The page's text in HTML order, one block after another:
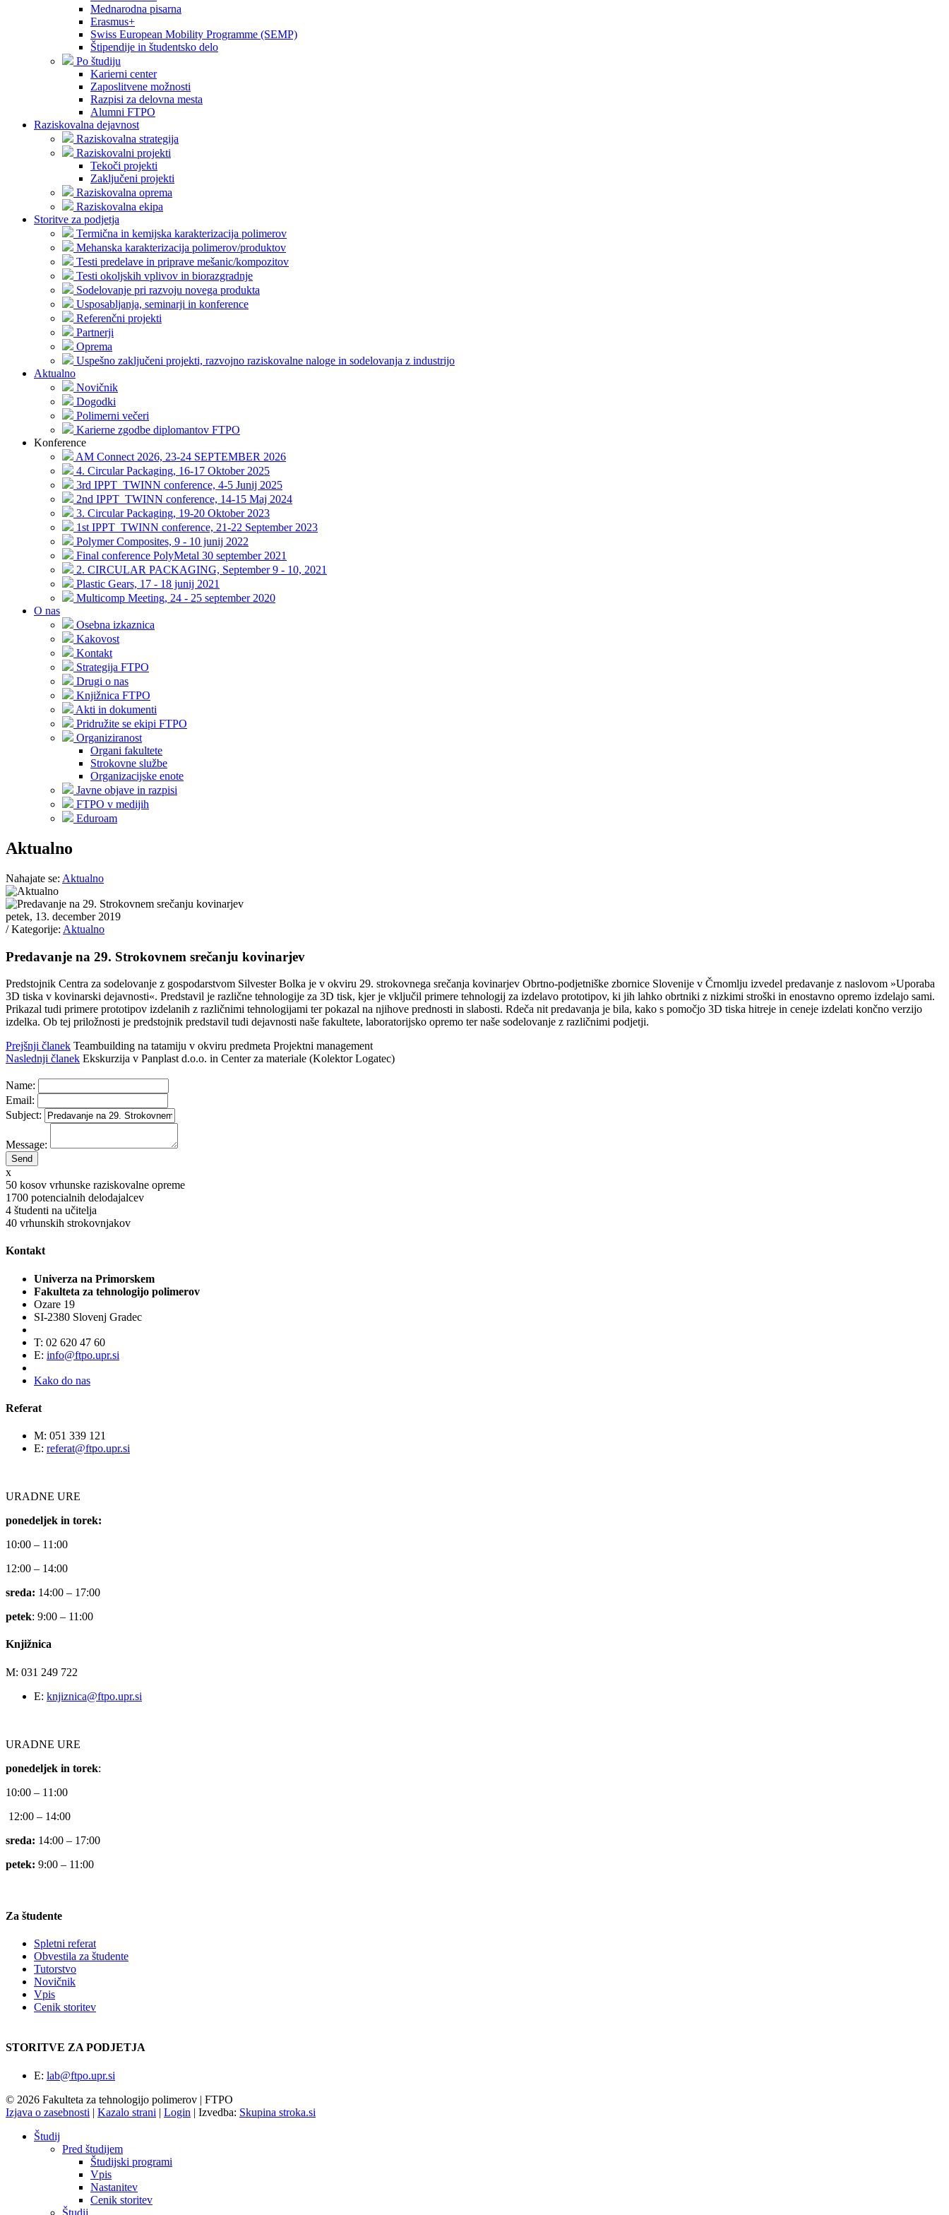
Mednarodna pisarna
Erasmus+
Swiss European Mobility Programme (SEMP)
Štipendije in študentsko delo
Po študiju
Karierni center
Zaposlitvene možnosti
Razpisi za delovna mesta
Alumni FTPO
Raziskovalna dejavnost
Raziskovalna strategija
Raziskovalni projekti
Tekoči projekti
Zaključeni projekti
Raziskovalna oprema
Raziskovalna ekipa
Storitve za podjetja
Termična in kemijska karakterizacija polimerov
Mehanska karakterizacija polimerov/produktov
Testi predelave in priprave mešanic/kompozitov
Testi okoljskih vplivov in biorazgradnje
Sodelovanje pri razvoju novega produkta
Usposabljanja, seminarji in konference
Referenčni projekti
Partnerji
Oprema
Uspešno zaključeni projekti, razvojno raziskovalne naloge in sodelovanja z industrijo
Aktualno
Novičnik
Dogodki
Polimerni večeri
Karierne zgodbe diplomantov FTPO
Konference
AM Connect 2026, 23-24 SEPTEMBER 2026
4. Circular Packaging, 16-17 Oktober 2025
3rd IPPT_TWINN conference, 4-5 Junij 2025
2nd IPPT_TWINN conference, 14-15 Maj 2024
3. Circular Packaging, 19-20 Oktober 2023
1st IPPT_TWINN conference, 21-22 September 2023
Polymer Composites, 9 - 10 junij 2022
Final conference PolyMetal 30 september 2021
2. CIRCULAR PACKAGING, September 9 - 10, 2021
Plastic Gears, 17 - 18 junij 2021
Multicomp Meeting, 24 - 25 september 2020
O nas
Osebna izkaznica
Kakovost
Kontakt
Strategija FTPO
Drugi o nas
Knjižnica FTPO
Akti in dokumenti
Pridružite se ekipi FTPO
Organiziranost
Organi fakultete
Strokovne službe
Organizacijske enote
Javne objave in razpisi
FTPO v medijih
Eduroam
Aktualno
Nahajate se: Aktualno
petek, 13. december 2019
/ Kategorije: Aktualno
Predavanje na 29. Strokovnem srečanju kovinarjev
Predstojnik Centra za sodelovanje z gospodarstvom Silvester Bolka je v okviru 29. strokovnega srečanja kovinarjev Obrtno-podjetniške zbornice Slovenije v Črnomlju izvedel predavanje z naslovom »Uporaba
3D tiska v kovinarski dejavnosti«. Predstavil je različne tehnologije za 3D tisk, kjer je vključil primere tehnologij za izdelavo prototipov, ki jih lahko obrtniki z nizkimi stroški in enostavno opremo izdelajo sami.
Prikazal tudi primere prototipov izdelanih z različnimi tehnologijami ter pokazal na njihove prednosti in slabosti. Rdeča nit predavanja je bila, kako s pomočjo 3D tiska hitreje in ceneje izdelati končno verzijo
izdelka. Ob tej priložnosti je predstojnik predstavil tudi dejavnosti naše fakultete, laboratorijsko opremo ter naše sodelovanje z različnimi podjetji.
Prejšnji članek Teambuilding na tatamiju v okviru predmeta Projektni management
Naslednji članek Ekskurzija v Panplast d.o.o. in Center za materiale (Kolektor Logatec)
Name:
Email:
Subject:
Message:
x
50 kosov vrhunske raziskovalne opreme
1700 potencialnih delodajalcev
4 študenti na učitelja
40 vrhunskih strokovnjakov
Kontakt
Univerza na Primorskem
Fakulteta za tehnologijo polimerov
Ozare 19
SI-2380 Slovenj Gradec
T: 02 620 47 60
E: info@ftpo.upr.si
Kako do nas
Referat
M: 051 339 121
E: referat@ftpo.upr.si
URADNE URE
ponedeljek in torek:
10:00 – 11:00
12:00 – 14:00
sreda: 14:00 – 17:00
petek: 9:00 – 11:00
Knjižnica
M: 031 249 722
E: knjiznica@ftpo.upr.si
URADNE URE
ponedeljek in torek:
10:00 – 11:00
12:00 – 14:00
sreda: 14:00 – 17:00
petek: 9:00 – 11:00
Za študente
Spletni referat
Obvestila za študente
Tutorstvo
Novičnik
Vpis
Cenik storitev
STORITVE ZA PODJETJA
E: lab@ftpo.upr.si
© 2026 Fakulteta za tehnologijo polimerov | FTPO
Izjava o zasebnosti | Kazalo strani | Login | Izvedba: Skupina stroka.si
Študij
Pred študijem
Študijski programi
Vpis
Nastanitev
Cenik storitev
Študij